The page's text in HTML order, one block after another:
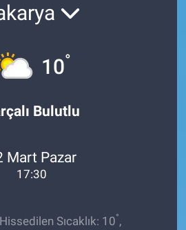
10°
Bulutlu
Mart Pazar
17:30
Sıcaklık: 10°,